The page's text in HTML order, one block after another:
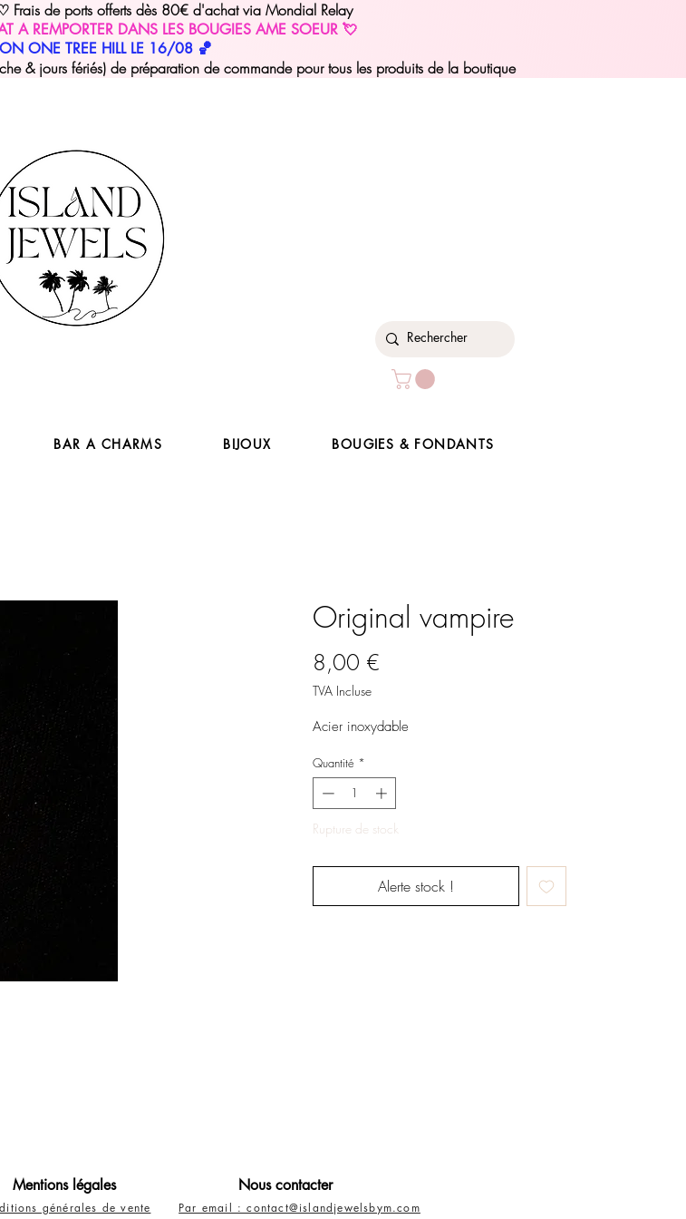
Frais de ports offerts dès 80€ d'achat via Mondial Relay
A REMPORTER DANS LES BOUGIES AME SOEUR 💘
ONE TREE HILL LE 16/08 🏀
& jours fériés) de préparation de commande pour tous les produits de la boutique
BAR A CHARMS BIJOUX BOUGIES & FONDANTS
Original vampire
8,00 €
TVA Incluse
Acier inoxydable
Quantité *
Rupture de stock
Alerte stock !
Mentions légales
générales de vente
Nous contacter
Par email : contact@islandjewelsbym.com